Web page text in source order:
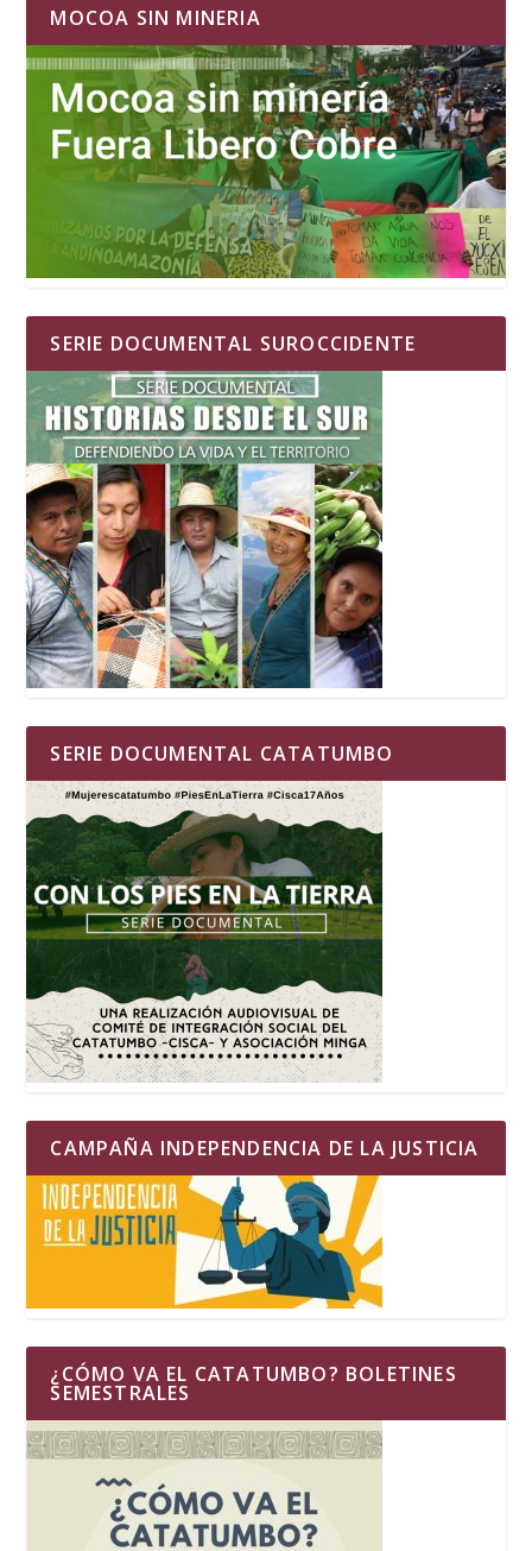
MOCOA SIN MINERIA
SERIE DOCUMENTAL SUROCCIDENTE
SERIE DOCUMENTAL CATATUMBO
CAMPAÑA INDEPENDENCIA DE LA JUSTICIA
¿CÓMO VA EL CATATUMBO? BOLETINES
SEMESTRALES